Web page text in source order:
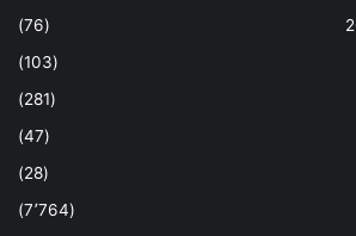
(76)
(103)
(281)
(47)
(28)
(7٬764)